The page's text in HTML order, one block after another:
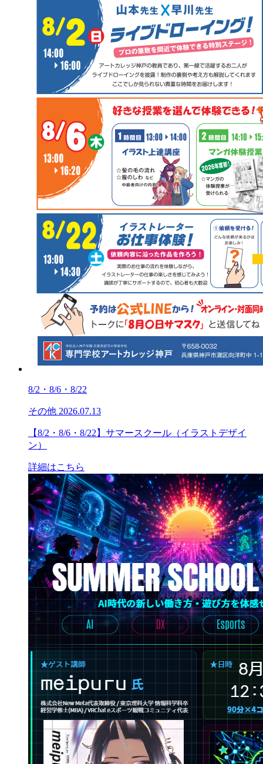
8/2・8/6・8/22
その他 2026.07.13
【8/2・8/6・8/22】サマースクール（イラストデザイ
ン）
詳細はこちら